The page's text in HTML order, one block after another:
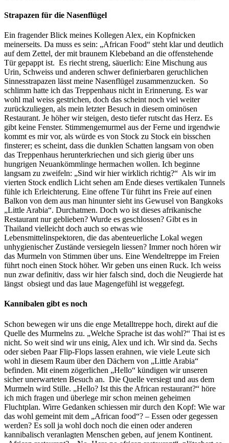
Strapazen für die Nasenflügel
Ein fragender Blick meines Kollegen Alex, ein Kopfnicken
meinerseits. Da muss es sein: „African Food“ steht klar und deutlich
auf dem Zettel, der mit braunem Klebeband an die offenstehende
Tür gepappt ist. Es riecht streng, säuerlich: Eine Mischung aus
Urin, Schweiss und anderen schwer definierbaren geruchlichen
Sinnesstrapazen lässt meine Nasenflügel zusammenzucken. So
schlimm hatte ich das Treppenhaus nicht in Erinnerung. Es war
wohl mal weiss gestrichen, doch das scheint noch viel weiter
zurückzuliegen, als mein letzter Besuch in diesem ominösen
Restaurant. Je höher wir steigen, desto tiefer rutscht das Herz. Es
gibt keine Fenster. Stimmengemurmel aus der Ferne und irgendwie
kommt es mir vor, als würde es von Stock zu Stock ein bisschen
finsterer; es scheint, dass die dunklen Schatten langsam von oben
das Treppenhaus herunterkriechen und sich gierig über uns
hungrigen Neuankömmlinge hermachen wollen. Ich beginne
langsam zu zweifeln: „Sind wir hier wirklich richtig?“ Als wir im
vierten Stock endlich Licht sehen am Ende dieses vertikalen Tunnels
fühle ich Erleichterung. Eine offene Tür führt ins Freie auf einen
Balkon von dem aus man hinunter sieht ins Gewusel von Bangkoks
„Little Arabia“. Durchatmen. Doch wo ist dieses afrikanische
Restaurant nur geblieben? Wurde es geschlossen? Gibt es in
Thailand vielleicht doch auch so etwas wie
Lebensmittelinspektoren, die das abenteuerliche Lokal wegen
unhygienischer Zustände versiegeln liessen? Immer noch hören wir
das Murmeln von Stimmen über uns. Eine Wendeltreppe im Freien
führt noch einen Stock höher. Wir geben uns einen Ruck. Ich weiss
nun zwar definitiv, dass wir hier falsch sind, doch die Neugierde hat
längst obsiegt und das laue Magengefühl ist weggefegt.
Kannibalen gibt es noch
Schon bewegen wir uns die enge Metalltreppe hoch, direkt auf die
Quelle des Murmelns zu. „Welche Sprache ist das wohl?“ Thai ist es
nicht. So weit sind wir uns einig, Alex und ich. Wir sind da. Sechs
oder sieben Paar Flip-Flops lassen erahnen, wie viele Leute sich
wohl in diesem Raum über den Dächern von „Little Arabia“
befinden. Mit einem zögerlichen „Hello“ kündigen wir unseren
sicher unerwarteten Besuch an. Die Quelle versiegt und aus dem
Murmeln wird Stille. „Hello? Ist this the African restaurant?“ höre
ich mich fragen und überlege mir schon meinen geheimen
Fluchtplan. Wirre Gedanken schiessen mir durch den Kopf: Wie war
das wohl gemeint mit dem „African food“? – Essen oder gegessen
werden? Es soll ja wohl doch noch die einen oder anderen
kannibalisch veranlagten Menschen geben, auf jenem Kontinent.